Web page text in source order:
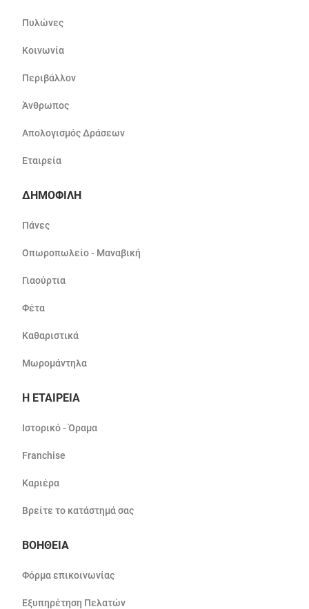
Πυλώνες
Κοινωνία
Περιβάλλον
Άνθρωπος
Απολογισμός Δράσεων
Εταιρεία
ΔΗΜΟΦΙΛΗ
Πάνες
Οπωροπωλείο - Μαναβική
Γιαούρτια
Φέτα
Καθαριστικά
Μωρομάντηλα
Η ΕΤΑΙΡΕΙΑ
Ιστορικό - Όραμα
Franchise
Καριέρα
Βρείτε το κατάστημά σας
ΒΟΗΘΕΙΑ
Φόρμα επικοινωνίας
Εξυπηρέτηση Πελατών